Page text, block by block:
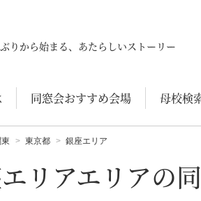
りから始まる、あたらしいストーリー
同窓会おすすめ会場 母校検
東京都 銀座エリア
リアエリアの